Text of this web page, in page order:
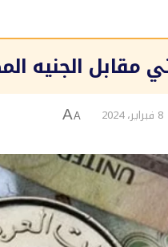
الجنيه المصري
8 فبراير، 2024 A
A